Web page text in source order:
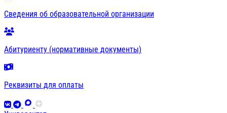
Сведения об образовательной организации
Абитуриенту (нормативные документы)
Реквизиты для оплаты